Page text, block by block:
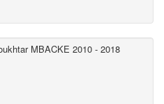
MBACKE 2010 - 2018